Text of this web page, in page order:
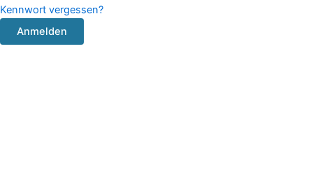
Kennwort vergessen?